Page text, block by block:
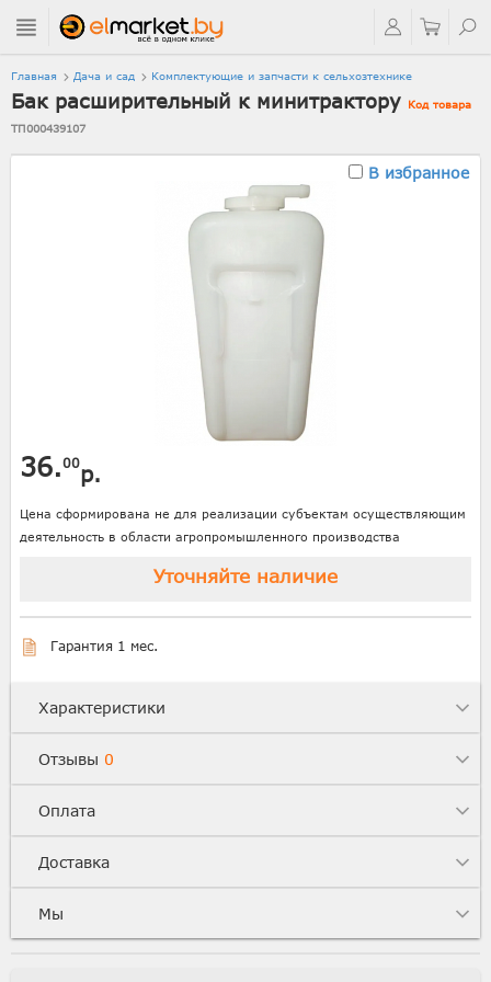
Главная Дача и сад Комплектующие и запчасти к сельхозтехнике
Бак расширительный к минитрактору Код товара
ТП000439107
В избранное
36.00р.
Цена сформирована не для реализации субъектам осуществляющим
деятельность в области агропромышленного производства
Уточняйте наличие
Гарантия 1 мес.
Характеристики
Отзывы 0
Оплата
Доставка
Мы